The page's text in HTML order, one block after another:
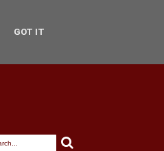
GOT IT